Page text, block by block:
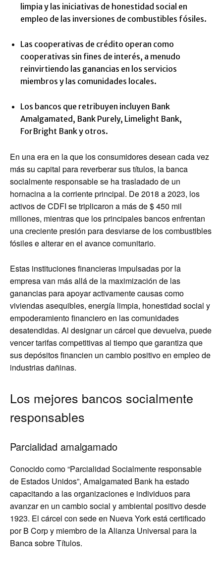
limpia y las iniciativas de honestidad social en
empleo de las inversiones de combustibles fósiles.
Las cooperativas de crédito operan como
cooperativas sin fines de interés, a menudo
reinvirtiendo las ganancias en los servicios
miembros y las comunidades locales.
Los bancos que retribuyen incluyen Bank
Amalgamated, Bank Purely, Limelight Bank,
ForBright Bank y otros.
En una era en la que los consumidores desean cada vez
más su capital para reverberar sus títulos, la banca
socialmente responsable se ha trasladado de un
hornacina a la corriente principal. De 2018 a 2023, los
activos de CDFI se triplicaron a más de $ 450 mil
millones, mientras que los principales bancos enfrentan
una creciente presión para desviarse de los combustibles
fósiles e alterar en el avance comunitario.
Estas instituciones financieras impulsadas por la
empresa van más allá de la maximización de las
ganancias para apoyar activamente causas como
viviendas asequibles, energía limpia, honestidad social y
empoderamiento financiero en las comunidades
desatendidas. Al designar un cárcel que devuelva, puede
vencer tarifas competitivas al tiempo que garantiza que
sus depósitos financien un cambio positivo en empleo de
industrias dañinas.
Los mejores bancos socialmente
responsables
Parcialidad amalgamado
Conocido como “Parcialidad Socialmente responsable
de Estados Unidos”, Amalgamated Bank ha estado
capacitando a las organizaciones e individuos para
avanzar en un cambio social y ambiental positivo desde
1923. El cárcel con sede en Nueva York está certificado
por B Corp y miembro de la Alianza Universal para la
Banca sobre Títulos.